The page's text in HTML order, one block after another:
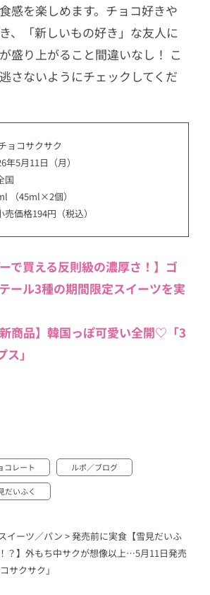
感を楽しめます。チョコ好きや
、「新しいもの好き」な友人に
盛り上がること間違いなし！ こ
さないようにチェックしてくだ
ョコサクサク
年5月11日（月）
国
（45ml×2個）
売価格194円（税込）
で買える反則級の濃厚さ！】ゴ
ール3種の期間限定スイーツを実
商品】韓国っぽ可愛い全開♡「3
」
コレート ルポ／ブログ
だいふく
スイーツ／パン >発売前に実食【雪見だいふ
？】外もち中サクが想像以上…5月11日発売
サクサク」